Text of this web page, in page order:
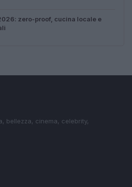
zero-proof, cucina locale e
bellezza, cinema, celebrity,